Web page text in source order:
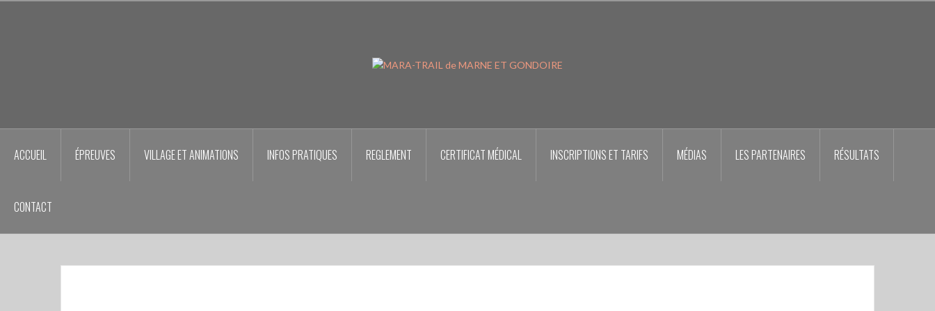
ACCUEIL ÉPREUVES VILLAGE ET ANIMATIONS INFOS PRATIQUES REGLEMENT CERTIFICAT MÉDICAL INSCRIPTIONS ET TARIFS MÉDIAS LES PARTENAIRES RÉSULTATS
CONTACT